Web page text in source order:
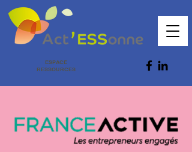
ESPACE
RESSOURCES